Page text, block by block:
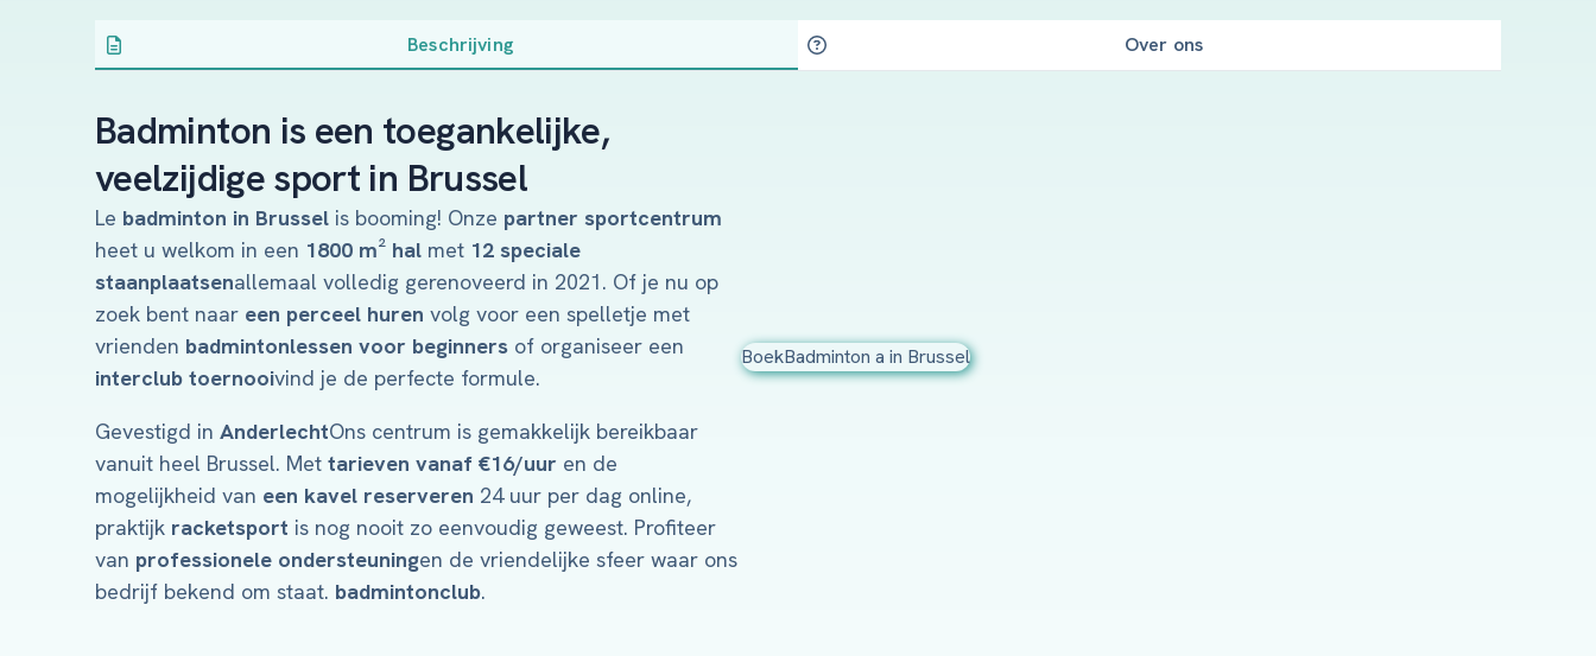
Beschrijving Over ons
Badminton is een toegankelijke,
veelzijdige sport in Brussel
Le badminton in Brussel is booming! Onze partner sportcentrum
heet u welkom in een 1800 m² hal met 12 speciale
staanplaatsenallemaal volledig gerenoveerd in 2021. Of je nu op
zoek bent naar een perceel huren volg voor een spelletje met
vrienden badmintonlessen voor beginners of organiseer een
interclub toernooivind je de perfecte formule.
Gevestigd in AnderlechtOns centrum is gemakkelijk bereikbaar
vanuit heel Brussel. Met tarieven vanaf €16/uur en de
mogelijkheid van een kavel reserveren 24 uur per dag online,
praktijk racketsport is nog nooit zo eenvoudig geweest. Profiteer
van professionele ondersteuningen de vriendelijke sfeer waar ons
bedrijf bekend om staat. badmintonclub.